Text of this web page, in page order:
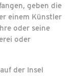
geben die
einem Künstler
oder seine
oder
der Insel